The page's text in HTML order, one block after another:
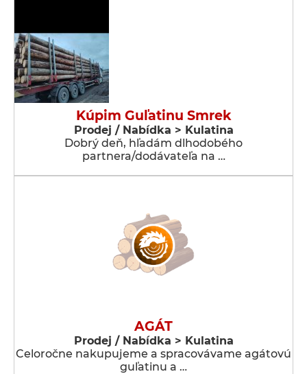
Kúpim Guľatinu Smrek
Prodej / Nabídka > Kulatina
Dobrý deň, hľadám dlhodobého
partnera/dodávateľa na …
AGÁT
Prodej / Nabídka > Kulatina
Celoročne nakupujeme a spracovávame agátovú
guľatinu a …